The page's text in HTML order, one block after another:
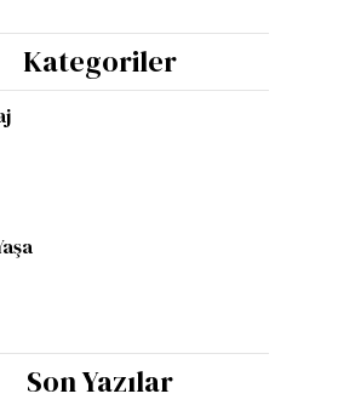
Kategoriler
Son Yazılar